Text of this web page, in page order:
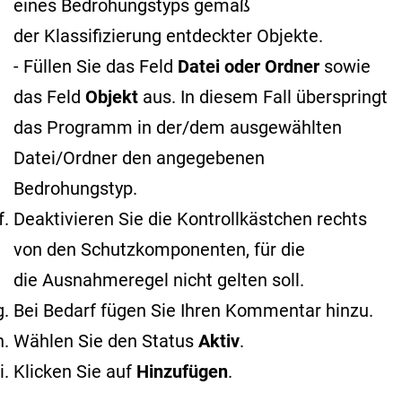
eines Bedrohungstyps gemäß
der Klassifizierung entdeckter Objekte.
- Füllen Sie das Feld Datei oder Ordner sowie
das Feld Objekt aus. In diesem Fall überspringt
das Programm in der/dem ausgewählten
Datei/Ordner den angegebenen
Bedrohungstyp.
Deaktivieren Sie die Kontrollkästchen rechts
von den Schutzkomponenten, für die
die Ausnahmeregel nicht gelten soll.
Bei Bedarf fügen Sie Ihren Kommentar hinzu.
Wählen Sie den Status Aktiv.
Klicken Sie auf Hinzufügen.